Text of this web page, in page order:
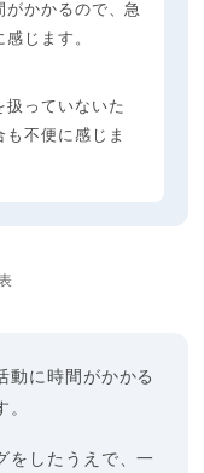
かかるので、急
じます。
扱っていないた
不便に感じま
動に時間がかかる
。
をしたうえで、一